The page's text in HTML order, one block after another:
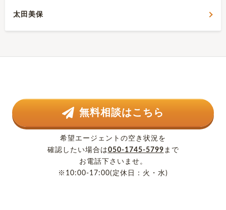
太田美保
無料相談はこちら
希望エージェントの空き状況を
確認したい場合は050-1745-5799 まで
お電話下さいませ。
※10:00-17:00(定休日：火・水)